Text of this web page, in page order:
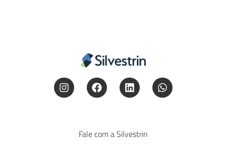
Fale com a Silvestrin